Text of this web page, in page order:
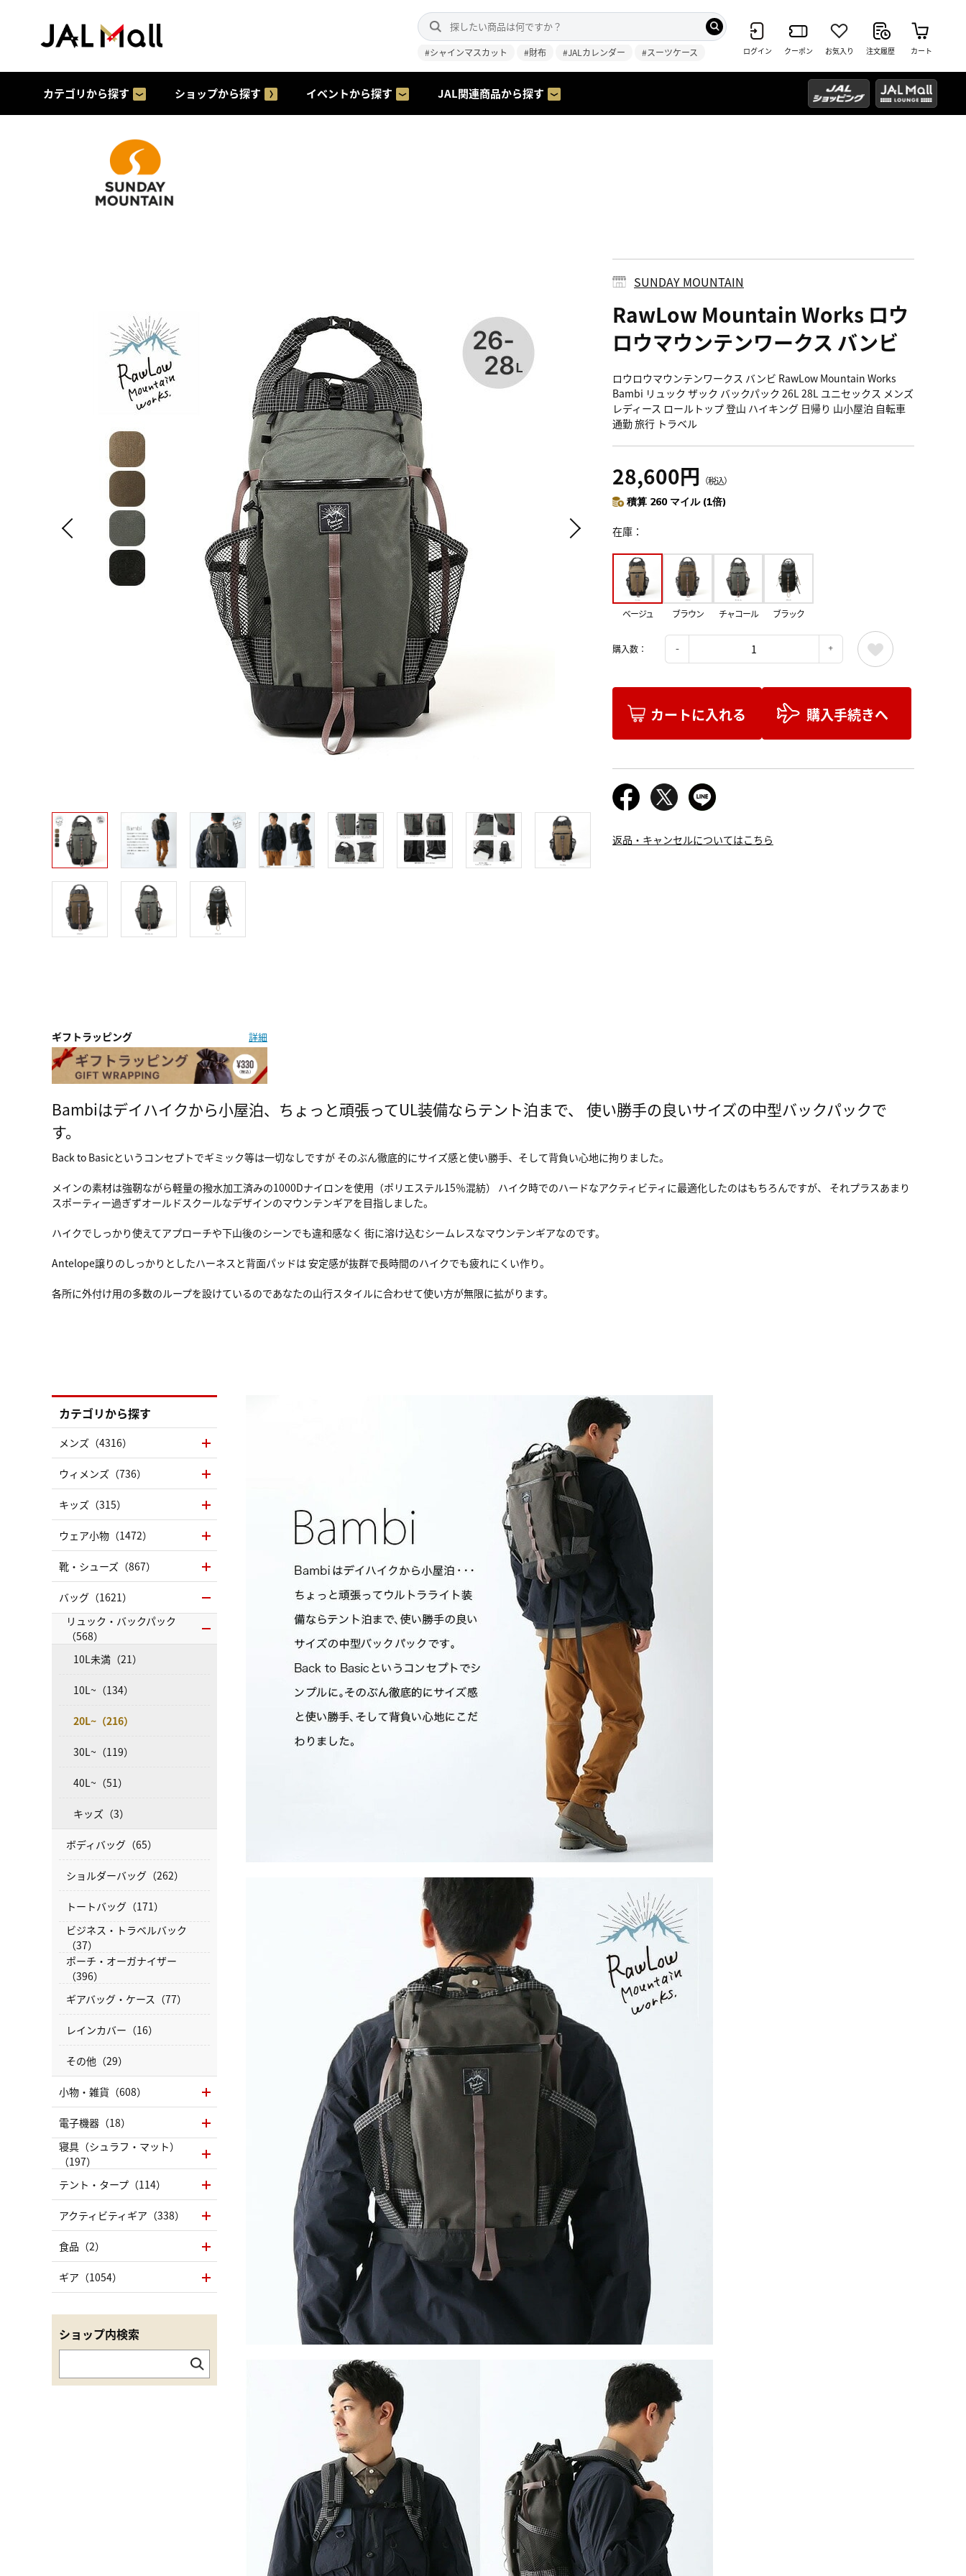
#シャインマスカット #財布 #JALカレンダー #スーツケース ログイン クーポン お気入り 注文履歴 カート
カテゴリから探す ショップから探す イベントから探す JAL関連商品から探す
SUNDAY MOUNTAIN
RawLow Mountain Works ロウ
ロウマウンテンワークス バンビ
ロウロウマウンテンワークス バンビ RawLow Mountain Works
Bambi リュック ザック バックパック 26L 28L ユニセックス メンズ
レディース ロールトップ 登山 ハイキング 日帰り 山小屋泊 自転車
通勤 旅行 トラベル
28,600円 （税込）
積算 260 マイル (1倍)
在庫
ベージュ ブラウン チャコール ブラック
購入数：
カートに入れる 購入手続きへ
返品・キャンセルについてはこちら
ギフトラッピング 詳細
Bambiはデイハイクから小屋泊、ちょっと頑張ってUL装備ならテント泊まで、 使い勝手の良いサイズの中型バックパックで
す。
Back to Basicというコンセプトでギミック等は一切なしですが そのぶん徹底的にサイズ感と使い勝手、そして背負い心地に拘りました。
メインの素材は強靭ながら軽量の撥水加工済みの1000Dナイロンを使用（ポリエステル15％混紡） ハイク時でのハードなアクティビティに最適化したのはもちろんですが、 それプラスあまり
スポーティー過ぎずオールドスクールなデザインのマウンテンギアを目指しました。
ハイクでしっかり使えてアプローチや下山後のシーンでも違和感なく 街に溶け込むシームレスなマウンテンギアなのです。
Antelope譲りのしっかりとしたハーネスと背面パッドは 安定感が抜群で長時間のハイクでも疲れにくい作り。
各所に外付け用の多数のループを設けているのであなたの山行スタイルに合わせて使い方が無限に拡がります。
カテゴリから探す
メンズ（4316）
ウィメンズ（736）
キッズ（315）
ウェア小物（1472）
靴・シューズ（867）
バッグ（1621）
リュック・バックパック
（568）
10L未満（21）
10L~（134）
20L~（216）
30L~（119）
40L~（51）
キッズ（3）
ボディバッグ（65）
ショルダーバッグ（262）
トートバッグ（171）
ビジネス・トラベルバック
（37）
ポーチ・オーガナイザー
（396）
ギアバッグ・ケース（77）
レインカバー（16）
その他（29）
小物・雑貨（608）
電子機器（18）
寝具（シュラフ・マット）
（197）
テント・タープ（114）
アクティビティギア（338）
食品（2）
ギア（1054）
ショップ内検索